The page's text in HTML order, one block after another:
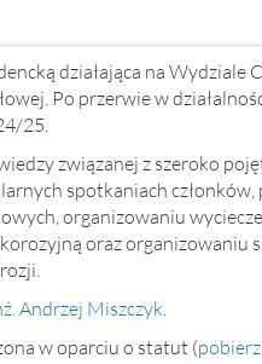
działająca na
Po przerwie w
25.
związanej z szeroko
spotkaniach
organizowaniu
oraz organizowaniu
Andrzej Miszczyk.
w oparciu o statut (pobierz